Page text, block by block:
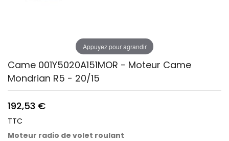
Appuyez pour agrandir
Came 001Y5020A151MOR - Moteur Came
Mondrian R5 - 20/15
192,53 €
TTC
Moteur radio de volet roulant